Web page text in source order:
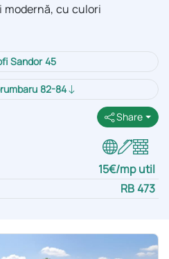
cu culori
Sandor 45
82-84
Share
15€/mp util
RB 473